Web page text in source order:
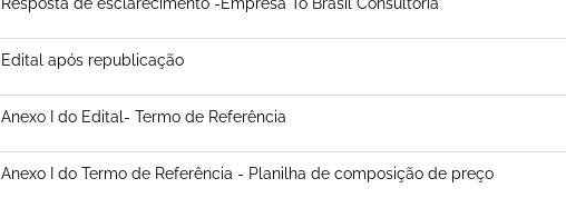
Resposta de esclarecimento -Empresa To Brasil Consultoria
Edital após republicação
Anexo I do Edital- Termo de Referência
Anexo I do Termo de Referência - Planilha de composição de preço